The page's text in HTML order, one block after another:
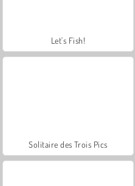
Let's Fish!
Solitaire des Trois Pics